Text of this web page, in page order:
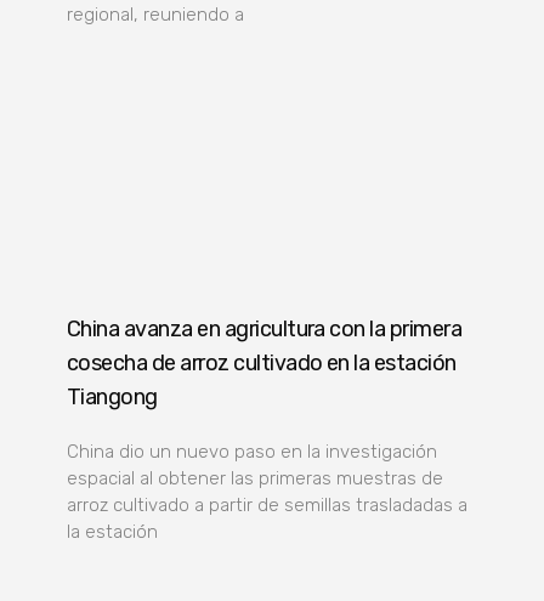
regional, reuniendo a
China avanza en agricultura con la primera
cosecha de arroz cultivado en la estación
Tiangong
China dio un nuevo paso en la investigación
espacial al obtener las primeras muestras de
arroz cultivado a partir de semillas trasladadas a
la estación